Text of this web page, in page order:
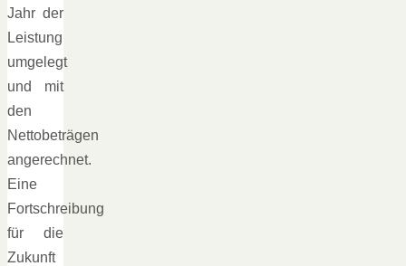
Jahr der
Leistung
umgelegt
und mit
den
Nettobeträgen
angerechnet.
Eine
Fortschreibung
für die
Zukunft